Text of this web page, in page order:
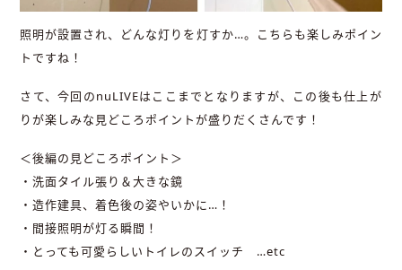
照明が設置され、どんな灯りを灯すか…。こちらも楽しみポイン
トですね！
さて、今回のnuLIVEはここまでとなりますが、この後も仕上が
りが楽しみな見どころポイントが盛りだくさんです！
＜後編の見どころポイント＞
・洗面タイル張り＆大きな鏡
・造作建具、着色後の姿やいかに…！
・間接照明が灯る瞬間！
・とっても可愛らしいトイレのスイッチ …etc